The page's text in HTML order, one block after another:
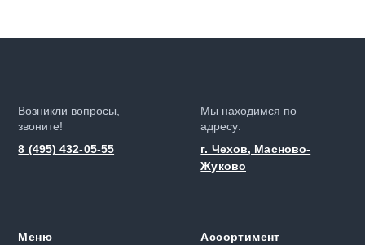
Возникли вопросы,
звоните!
8 (495) 432-05-55
Мы находимся по
адресу:
г. Чехов, Масново-
Жуково
Меню Ассортимент